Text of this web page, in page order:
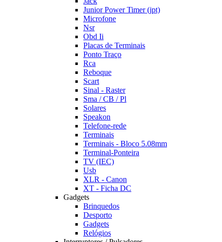
Junior Power Timer (jpt)
Microfone
Nsr
Obd Ii
Placas de Terminais
Ponto Traço
Rca
Reboque
Scart
Sinal - Raster
Sma / CB / Pl
Solares
Speakon
Telefone-rede
Terminais
Terminais - Bloco 5.08mm
Terminal-Ponteira
TV (IEC)
Usb
XLR - Canon
XT - Ficha DC
Gadgets
Brinquedos
Desporto
Gadgets
Relógios